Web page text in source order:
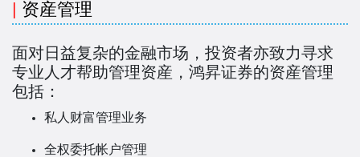
客户登入
繁体
简体
Facebook
资産管理
面对日益复杂的金融市场，投资者亦致力寻求
专业人才帮助管理资産，鸿昇证券的资産管理
包括：
私人财富管理业务
全权委托帐户管理